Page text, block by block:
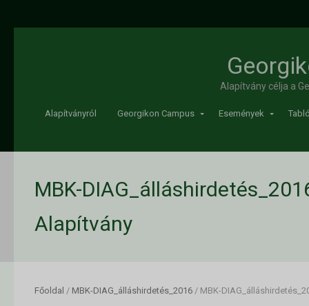
Alapítvány célja a
Alapítványról Georgikon Campus Események
MBK-
Alapítvány
Főoldal / MBK-DIAG_álláshirdetés_2016 / MBK-